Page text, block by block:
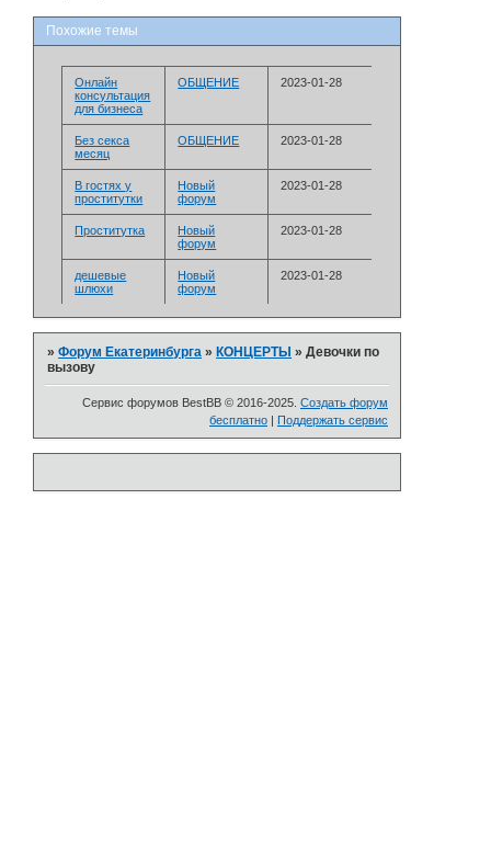
Похожие темы
Онлайн
консультация
для бизнеса
­ОБЩЕНИЕ 2023-01-28
Без секса
месяц
­ОБЩЕНИЕ 2023-01-28
В гостях у
проститутки
Новый
форум
2023-01-28
Проститутка
Новый
форум
2023-01-28
дешевые
шлюхи
Новый
форум
2023-01-28
»Форум Екатеринбурга » ­КОНЦЕРТЫ »Девочки по
вызову
Сервис форумов BestBB © 2016-2025. Создать форум
бесплатно | Поддержать сервис